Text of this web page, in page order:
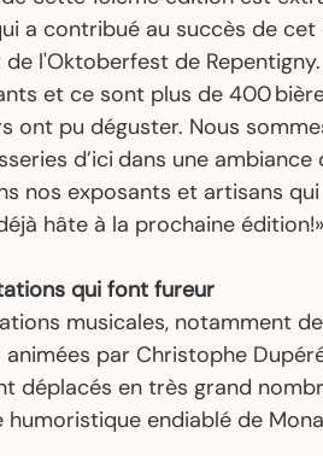
a contribué au succès de
l'Oktoberfest de
et ce sont plus de 400
ont pu déguster. Nous
d’ici dans une
nos exposants et artisans
hâte à la prochaine édition!»
qui font fureur
musicales, notamment
animées par Christophe
déplacés en très grand
humoristique endiablé de